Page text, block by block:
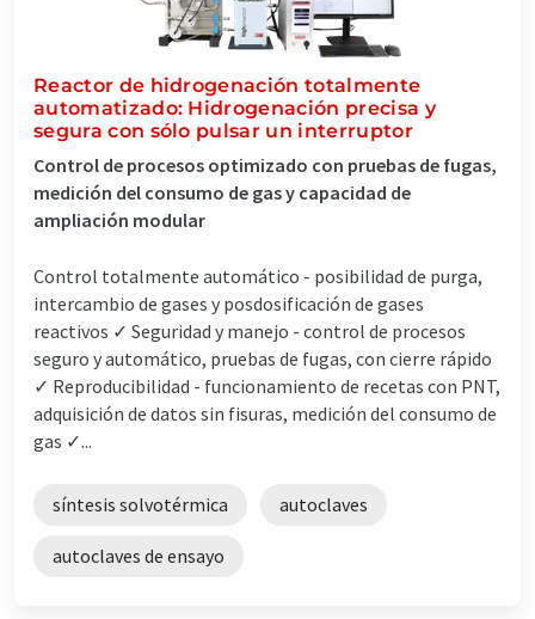
Reactor de hidrogenación totalmente
automatizado: Hidrogenación precisa y
segura con sólo pulsar un interruptor
Control de procesos optimizado con pruebas de fugas,
medición del consumo de gas y capacidad de
ampliación modular
Control totalmente automático - posibilidad de purga,
intercambio de gases y posdosificación de gases
reactivos ✓ Seguridad y manejo - control de procesos
seguro y automático, pruebas de fugas, con cierre rápido
✓ Reproducibilidad - funcionamiento de recetas con PNT,
adquisición de datos sin fisuras, medición del consumo de
gas ✓...
síntesis solvotérmica autoclaves
autoclaves de ensayo